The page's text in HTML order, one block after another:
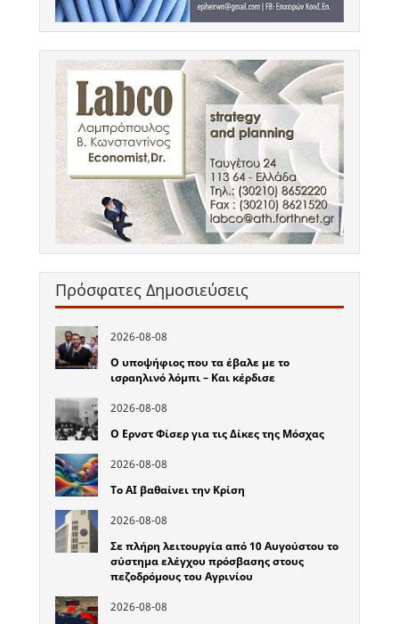
Πρόσφατες Δημοσιεύσεις
2026-08-08
Ο υποψήφιος που τα έβαλε με το
ισραηλινό λόμπι – Και κέρδισε
2026-08-08
Ο Ερνστ Φίσερ για τις Δίκες της Μόσχας
2026-08-08
Το ΑΙ βαθαίνει την Κρίση
2026-08-08
Σε πλήρη λειτουργία από 10 Αυγούστου το
σύστημα ελέγχου πρόσβασης στους
πεζοδρόμους του Αγρινίου
2026-08-08